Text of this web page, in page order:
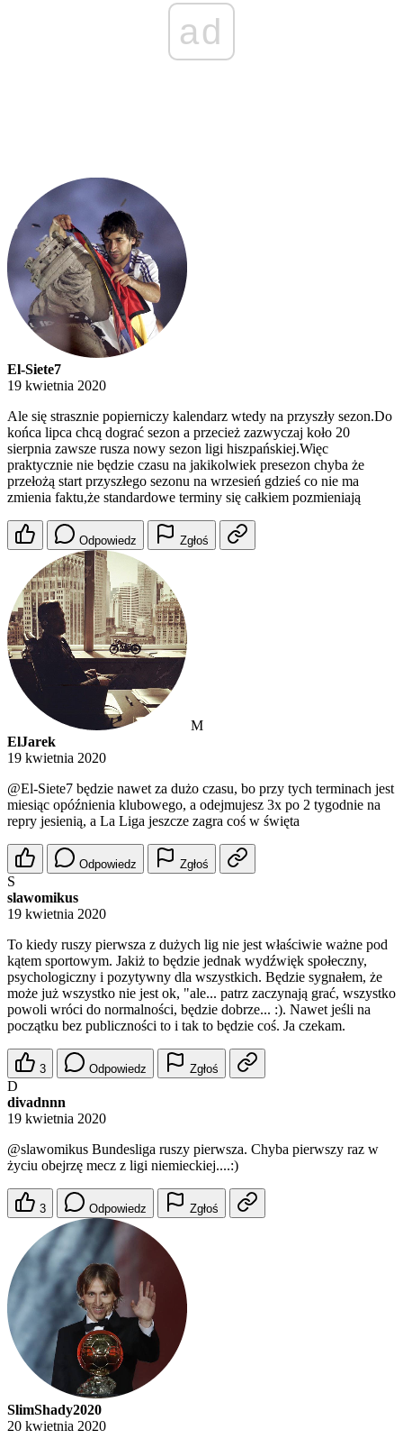
ad
El-Siete7
19 kwietnia 2020
Ale się strasznie popierniczy kalendarz wtedy na przyszły sezon.Do
końca lipca chcą dograć sezon a przecież zazwyczaj koło 20
sierpnia zawsze rusza nowy sezon ligi hiszpańskiej.Więc
praktycznie nie będzie czasu na jakikolwiek presezon chyba że
przełożą start przyszłego sezonu na wrzesień gdzieś co nie ma
zmienia faktu,że standardowe terminy się całkiem pozmieniają
Odpowiedz Zgłoś
M
ElJarek
19 kwietnia 2020
@El-Siete7 będzie nawet za dużo czasu, bo przy tych terminach jest
miesiąc opóźnienia klubowego, a odejmujesz 3x po 2 tygodnie na
repry jesienią, a La Liga jeszcze zagra coś w święta
Odpowiedz Zgłoś
S
slawomikus
19 kwietnia 2020
To kiedy ruszy pierwsza z dużych lig nie jest właściwie ważne pod
kątem sportowym. Jakiż to będzie jednak wydźwięk społeczny,
psychologiczny i pozytywny dla wszystkich. Będzie sygnałem, że
może już wszystko nie jest ok, "ale... patrz zaczynają grać, wszystko
powoli wróci do normalności, będzie dobrze... :). Nawet jeśli na
początku bez publiczności to i tak to będzie coś. Ja czekam.
3 Odpowiedz Zgłoś
D
divadnnn
19 kwietnia 2020
@slawomikus Bundesliga ruszy pierwsza. Chyba pierwszy raz w
życiu obejrzę mecz z ligi niemieckiej....:)
3 Odpowiedz Zgłoś
SlimShady2020
20 kwietnia 2020